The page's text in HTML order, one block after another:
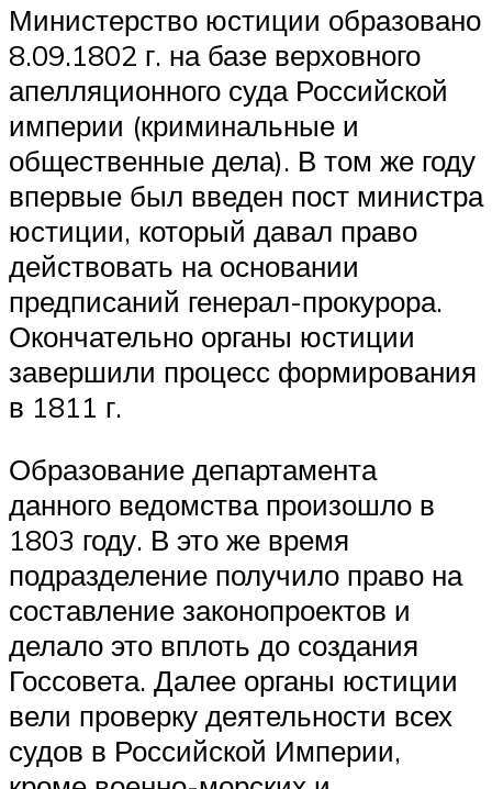
Министерство юстиции образовано
8.09.1802 г. на базе верховного
апелляционного суда Российской
империи (криминальные и
общественные дела). В том же году
впервые был введен пост министра
юстиции, который давал право
действовать на основании
предписаний генерал-прокурора.
Окончательно органы юстиции
завершили процесс формирования
в 1811 г.
Образование департамента
данного ведомства произошло в
1803 году. В это же время
подразделение получило право на
составление законопроектов и
делало это вплоть до создания
Госсовета. Далее органы юстиции
вели проверку деятельности всех
судов в Российской Империи,